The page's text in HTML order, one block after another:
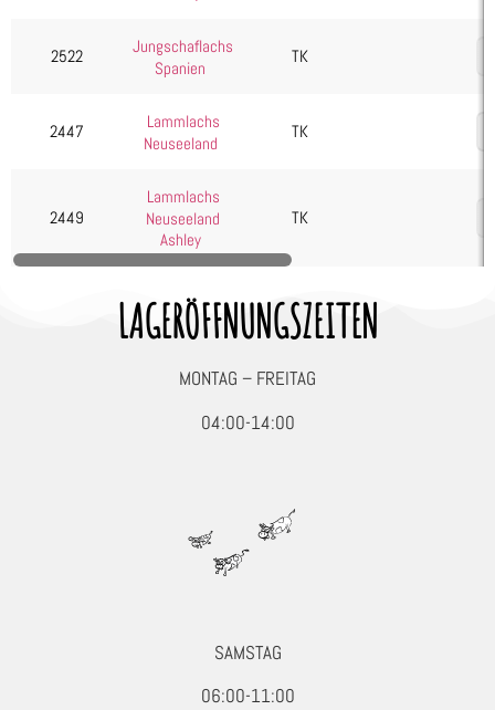
Gulasch
Hüfte
Krone/Karrée
Lachs
Wild, Geflügel & Exoten
Seafood, Fisch & Meeresfrüchte
2522
Jungschaflachs
Spanien
TK
2447
Lammlachs
Neuseeland
TK
2449
Lammlachs
Neuseeland
Ashley
TK
LAGERÖFFNUNGSZEITEN
MONTAG – FREITAG
04:00-14:00
SAMSTAG
06:00-11:00